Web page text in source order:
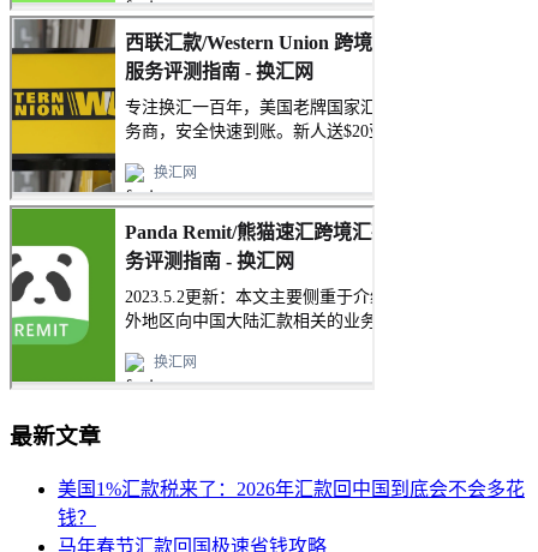
最新文章
美国1%汇款税来了：2026年汇款回中国到底会不会多花
钱？
马年春节汇款回国极速省钱攻略